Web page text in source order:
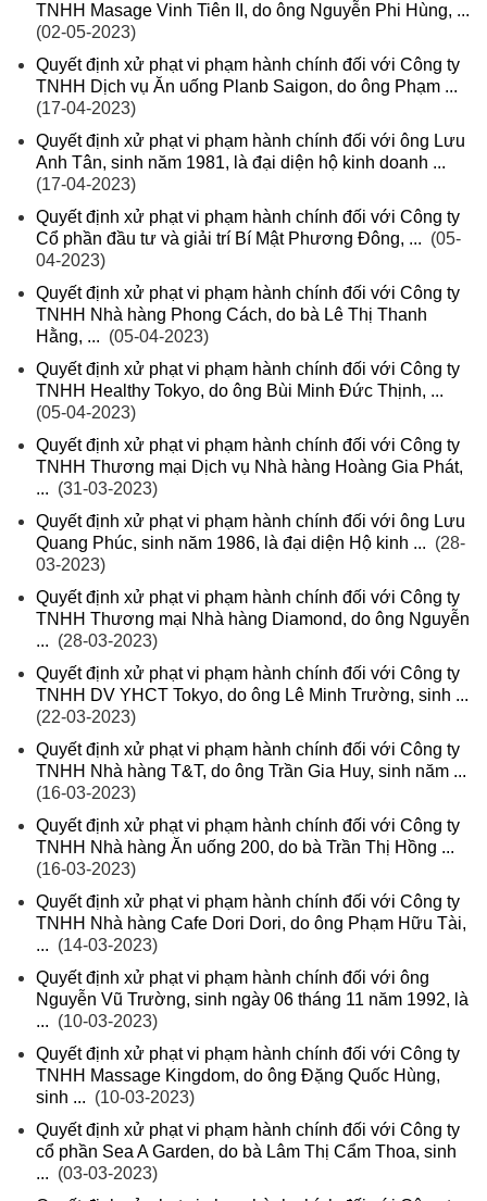
TNHH Masage Vinh Tiên II, do ông Nguyễn Phi Hùng, ...
(02-05-2023)
Quyết định xử phạt vi phạm hành chính đối với Công ty
TNHH Dịch vụ Ăn uống Planb Saigon, do ông Phạm ...
(17-04-2023)
Quyết định xử phạt vi phạm hành chính đối với ông Lưu
Anh Tân, sinh năm 1981, là đại diện hộ kinh doanh ...
(17-04-2023)
Quyết định xử phạt vi phạm hành chính đối với Công ty
Cổ phần đầu tư và giải trí Bí Mật Phương Đông, ... (05-
04-2023)
Quyết định xử phạt vi phạm hành chính đối với Công ty
TNHH Nhà hàng Phong Cách, do bà Lê Thị Thanh
Hằng, ... (05-04-2023)
Quyết định xử phạt vi phạm hành chính đối với Công ty
TNHH Healthy Tokyo, do ông Bùi Minh Đức Thịnh, ...
(05-04-2023)
Quyết định xử phạt vi phạm hành chính đối với Công ty
TNHH Thương mại Dịch vụ Nhà hàng Hoàng Gia Phát,
... (31-03-2023)
Quyết định xử phạt vi phạm hành chính đối với ông Lưu
Quang Phúc, sinh năm 1986, là đại diện Hộ kinh ... (28-
03-2023)
Quyết định xử phạt vi phạm hành chính đối với Công ty
TNHH Thương mại Nhà hàng Diamond, do ông Nguyễn
... (28-03-2023)
Quyết định xử phạt vi phạm hành chính đối với Công ty
TNHH DV YHCT Tokyo, do ông Lê Minh Trường, sinh ...
(22-03-2023)
Quyết định xử phạt vi phạm hành chính đối với Công ty
TNHH Nhà hàng T&T, do ông Trần Gia Huy, sinh năm ...
(16-03-2023)
Quyết định xử phạt vi phạm hành chính đối với Công ty
TNHH Nhà hàng Ăn uống 200, do bà Trần Thị Hồng ...
(16-03-2023)
Quyết định xử phạt vi phạm hành chính đối với Công ty
TNHH Nhà hàng Cafe Dori Dori, do ông Phạm Hữu Tài,
... (14-03-2023)
Quyết định xử phạt vi phạm hành chính đối với ông
Nguyễn Vũ Trường, sinh ngày 06 tháng 11 năm 1992, là
... (10-03-2023)
Quyết định xử phạt vi phạm hành chính đối với Công ty
TNHH Massage Kingdom, do ông Đặng Quốc Hùng,
sinh ... (10-03-2023)
Quyết định xử phạt vi phạm hành chính đối với Công ty
cổ phần Sea A Garden, do bà Lâm Thị Cẩm Thoa, sinh
... (03-03-2023)